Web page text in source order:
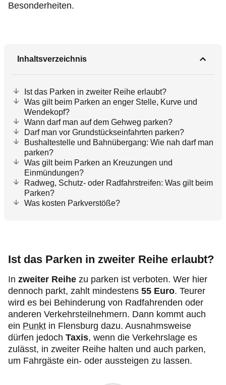
Besonderheiten.
Inhaltsverzeichnis
Ist das Parken in zweiter Reihe erlaubt?
Was gilt beim Parken an enger Stelle, Kurve und
Wendekopf?
Wann darf man auf dem Gehweg parken?
Darf man vor Grundstückseinfahrten parken?
Bushaltestelle und Bahnübergang: Wie nah darf man
parken?
Was gilt beim Parken an Kreuzungen und
Einmündungen?
Radweg, Schutz- oder Radfahrstreifen: Was gilt beim
Parken?
Was kosten Parkverstöße?
Ist das Parken in zweiter Reihe erlaubt?
In zweiter Reihe zu parken ist verboten. Wer hier
dennoch parkt, zahlt mindestens 55 Euro. Teurer
wird es bei Behinderung von Radfahrenden oder
anderen Verkehrsteilnehmern. Dann kommt auch
ein Punkt in Flensburg dazu. Ausnahmsweise
dürfen jedoch Taxis, wenn die Verkehrslage es
zulässt, in zweiter Reihe halten und auch parken,
um Fahrgäste ein- oder aussteigen zu lassen.